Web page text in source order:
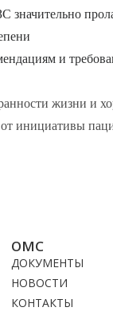
и
жизни и
инициативы
ОМС
ДОКУМЕНТЫ
НОВОСТИ
КОНТАКТЫ